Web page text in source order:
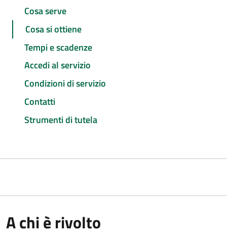
Cosa serve
Cosa si ottiene
Tempi e scadenze
Accedi al servizio
Condizioni di servizio
Contatti
Strumenti di tutela
A chi è rivolto